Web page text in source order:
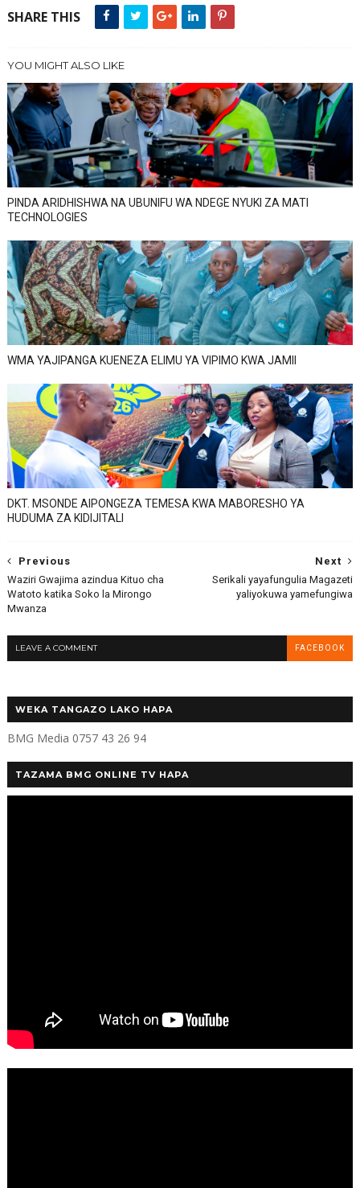
SHARE THIS
YOU MIGHT ALSO LIKE
PINDA ARIDHISHWA NA UBUNIFU WA NDEGE NYUKI ZA MATI
TECHNOLOGIES
WMA YAJIPANGA KUENEZA ELIMU YA VIPIMO KWA JAMII
DKT. MSONDE AIPONGEZA TEMESA KWA MABORESHO YA
HUDUMA ZA KIDIJITALI
Next
Serikali yayafungulia Magazeti
yaliyokuwa yamefungiwa
Previous
Waziri Gwajima azindua Kituo cha
Watoto katika Soko la Mirongo
Mwanza
LEAVE A COMMENT FACEBOOK
WEKA TANGAZO LAKO HAPA
BMG Media 0757 43 26 94
TAZAMA BMG ONLINE TV HAPA